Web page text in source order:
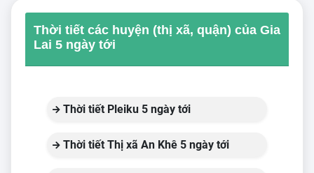
Thời tiết các huyện (thị xã, quận) của Gia
Lai 5 ngày tới
Thời tiết Pleiku 5 ngày tới
Thời tiết Thị xã An Khê 5 ngày tới